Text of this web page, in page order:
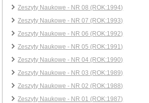
Zeszyty Naukowe - NR 08 (ROK:1994)
Zeszyty Naukowe - NR 07 (ROK:1993)
Zeszyty Naukowe - NR 06 (ROK:1992)
Zeszyty Naukowe - NR 05 (ROK:1991)
Zeszyty Naukowe - NR 04 (ROK:1990)
Zeszyty Naukowe - NR 03 (ROK:1989)
Zeszyty Naukowe - NR 02 (ROK:1988)
Zeszyty Naukowe - NR 01 (ROK:1987)